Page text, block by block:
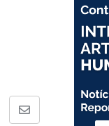
Share